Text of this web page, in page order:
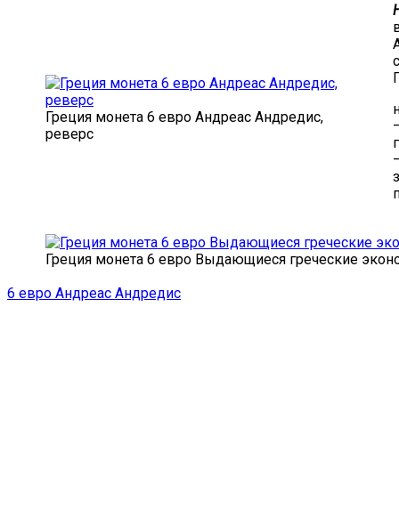
Греция монета 6 евро Андреас Андредис,
реверс
Греция монета 6 евро Выдающиеся греческие
6 евро Андреас Андредис